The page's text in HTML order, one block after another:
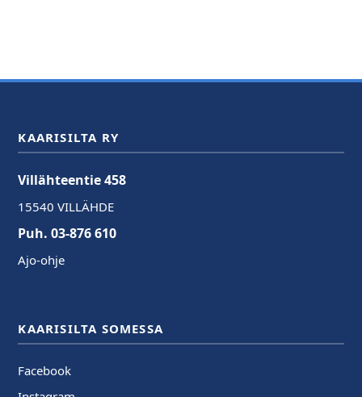
KAARISILTA RY
Villähteentie 458
15540 VILLÄHDE
Puh. 03-876 610
Ajo-ohje
KAARISILTA SOMESSA
Facebook